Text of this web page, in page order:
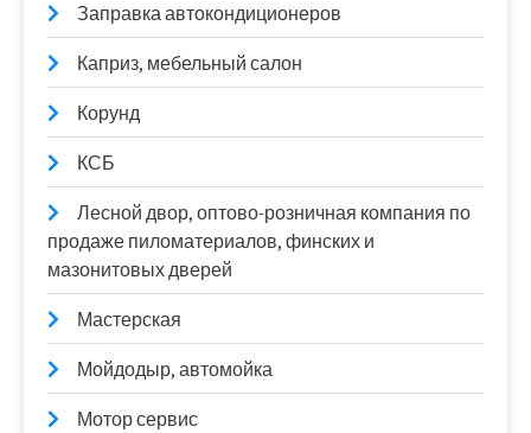
Заправка автокондиционеров
Каприз, мебельный салон
Корунд
КСБ
Лесной двор, оптово-розничная компания по
продаже пиломатериалов, финских и
мазонитовых дверей
Мастерская
Мойдодыр, автомойка
Мотор сервис